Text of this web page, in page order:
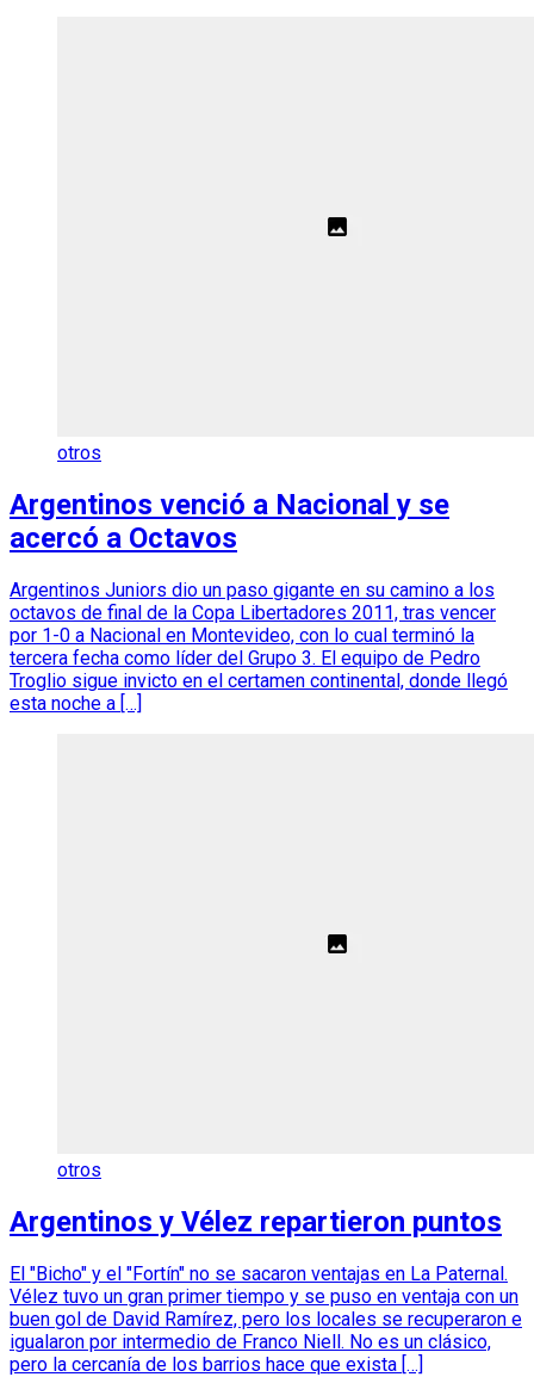
otros
Argentinos venció a Nacional y se
acercó a Octavos
Argentinos Juniors dio un paso gigante en su camino a los
octavos de final de la Copa Libertadores 2011, tras vencer
por 1-0 a Nacional en Montevideo, con lo cual terminó la
tercera fecha como líder del Grupo 3. El equipo de Pedro
Troglio sigue invicto en el certamen continental, donde llegó
esta noche a […]
otros
Argentinos y Vélez repartieron puntos
El "Bicho" y el "Fortín" no se sacaron ventajas en La Paternal.
Vélez tuvo un gran primer tiempo y se puso en ventaja con un
buen gol de David Ramírez, pero los locales se recuperaron e
igualaron por intermedio de Franco Niell. No es un clásico,
pero la cercanía de los barrios hace que exista […]